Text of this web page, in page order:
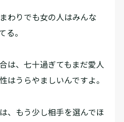
わりでも女の人はみんな
る。
は、七十過ぎてもまだ愛人
はうらやましいんですよ。
、もう少し相手を選んでほ